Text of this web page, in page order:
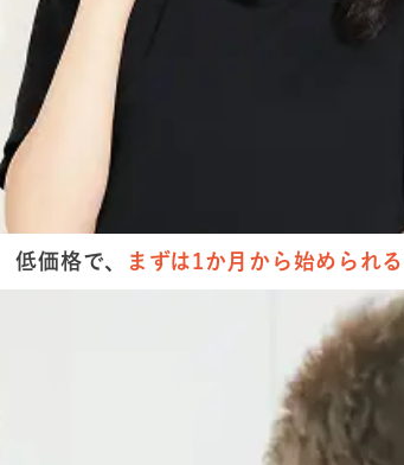
低価格で、 まずは1か月から 始められる